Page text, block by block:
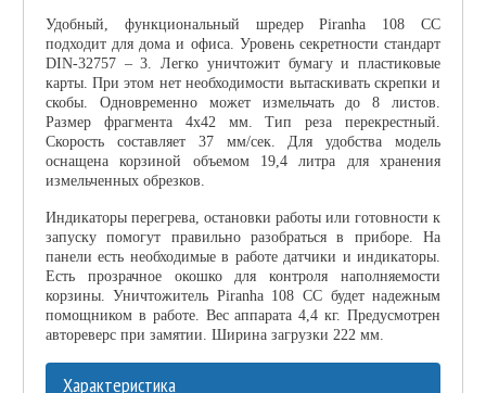
Удобный, функциональный шредер Piranha 108 СС
подходит для дома и офиса. Уровень секретности стандарт
DIN-32757 – 3. Легко уничтожит бумагу и пластиковые
карты. При этом нет необходимости вытаскивать скрепки и
скобы. Одновременно может измельчать до 8 листов.
Размер фрагмента 4х42 мм. Тип реза перекрестный.
Скорость составляет 37 мм/сек. Для удобства модель
оснащена корзиной объемом 19,4 литра для хранения
измельченных обрезков.
Индикаторы перегрева, остановки работы или готовности к
запуску помогут правильно разобраться в приборе. На
панели есть необходимые в работе датчики и индикаторы.
Есть прозрачное окошко для контроля наполняемости
корзины. Уничтожитель Piranha 108 СС будет надежным
помощником в работе. Вес аппарата 4,4 кг. Предусмотрен
автореверс при замятии. Ширина загрузки 222 мм.
Характеристика